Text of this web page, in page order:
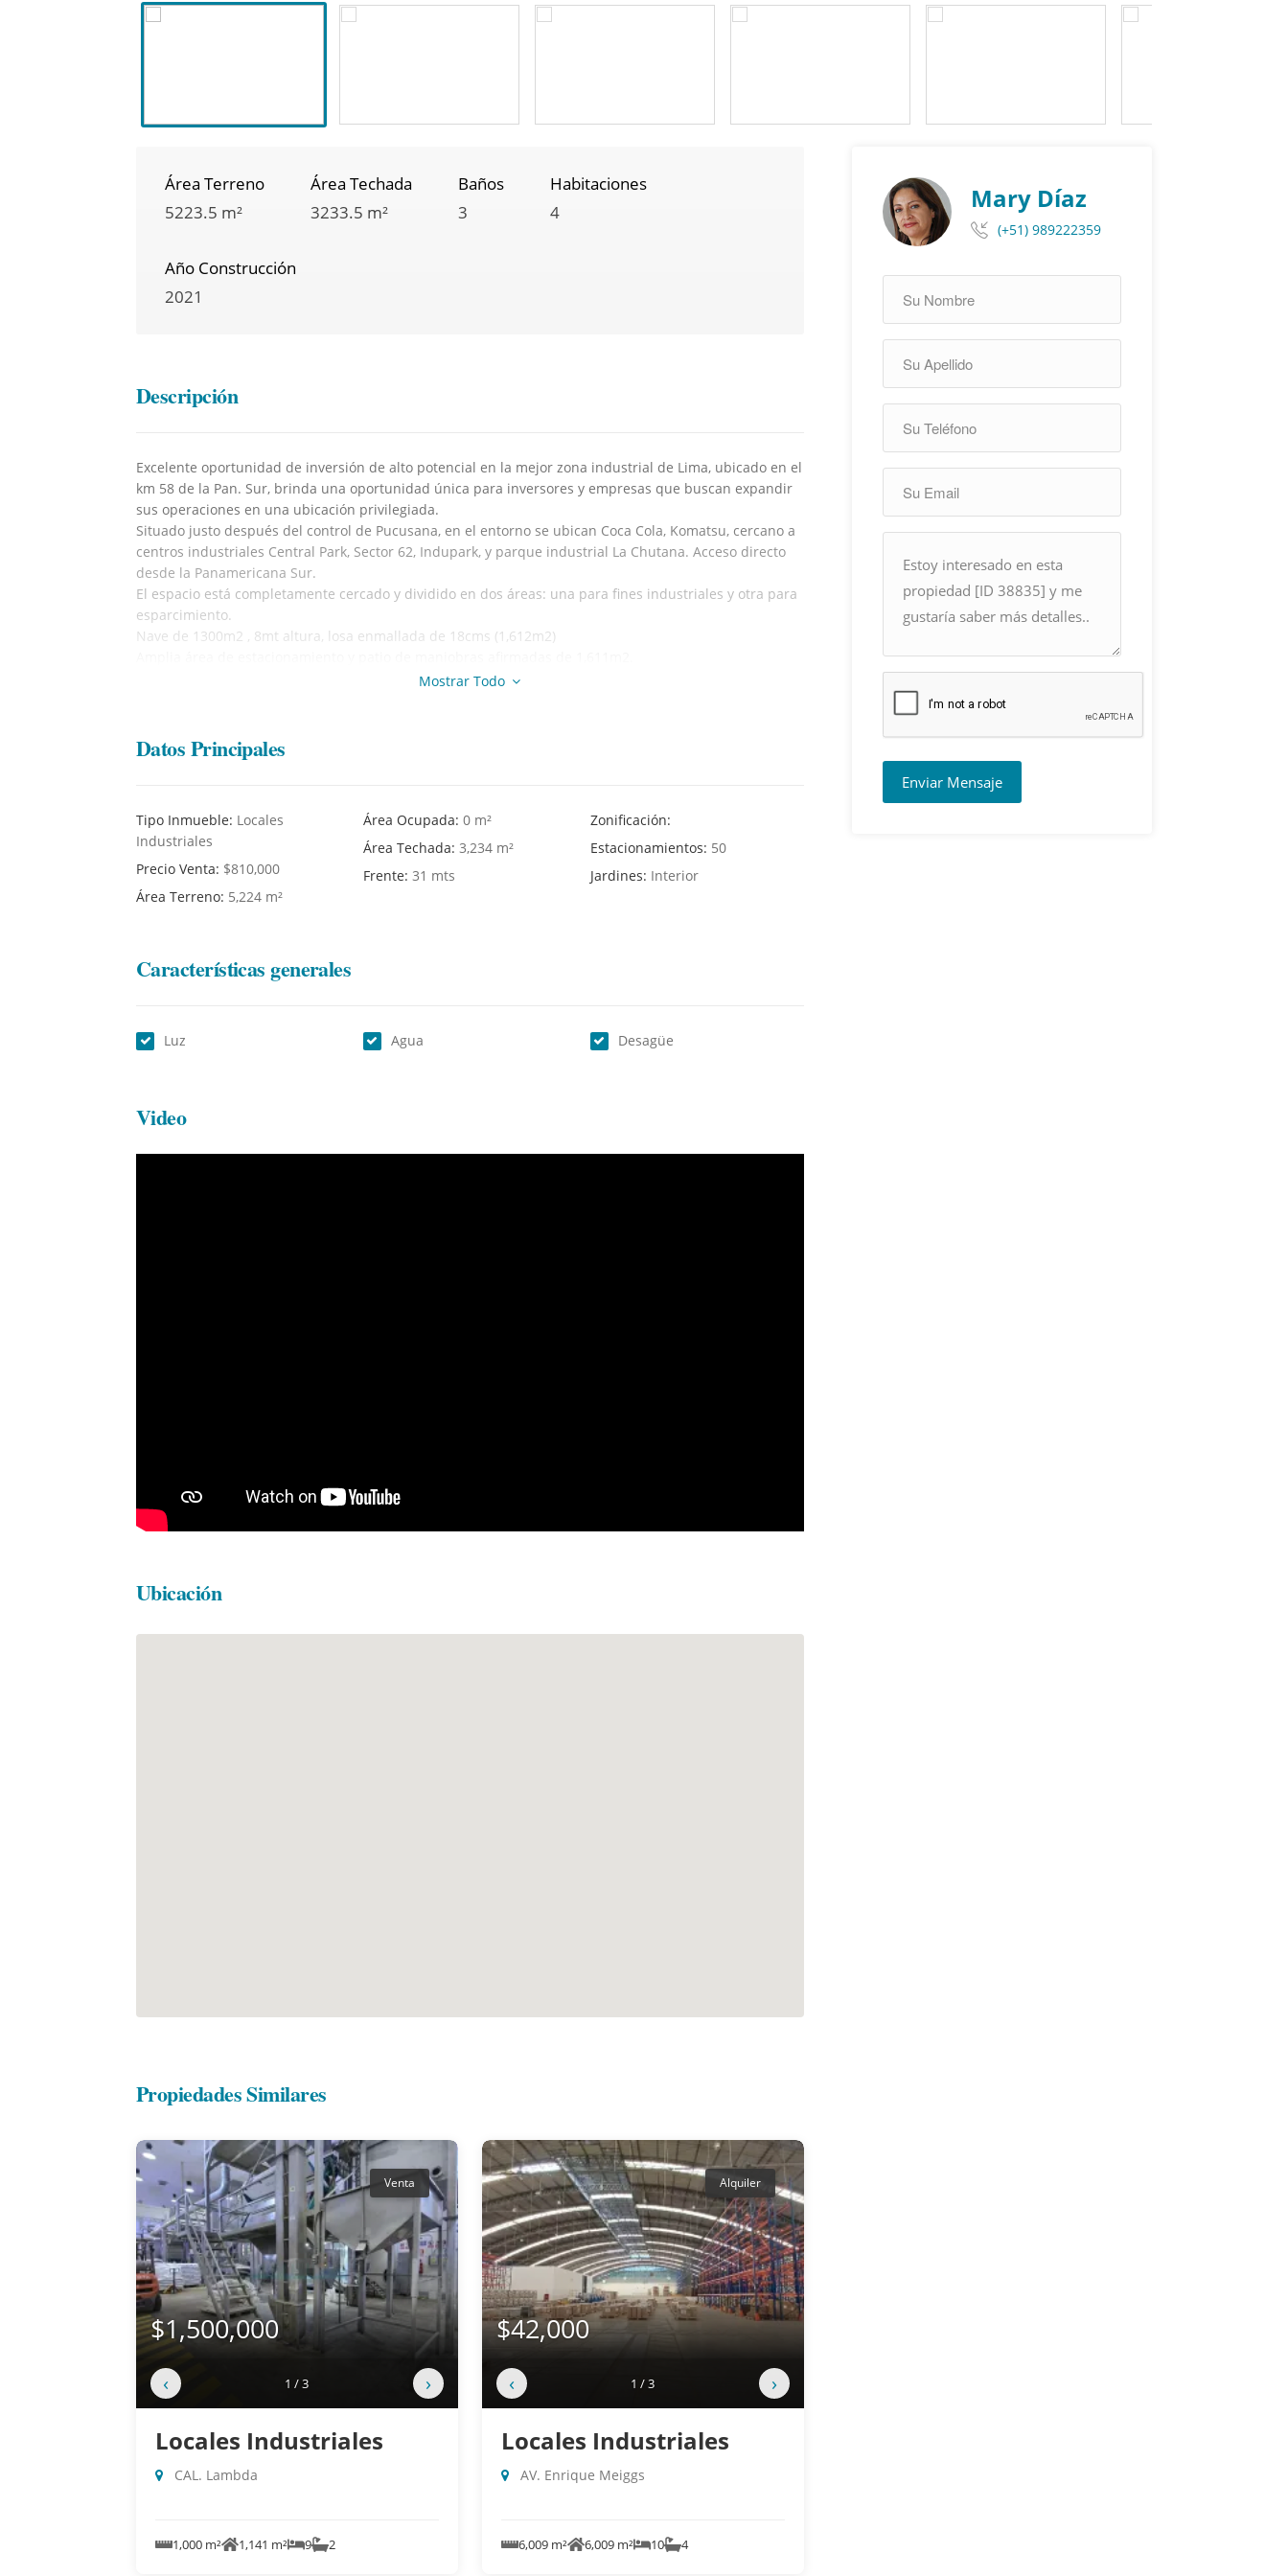
Área Terreno
5223.5 m²
Área Techada
3233.5 m²
Baños
3
Habitaciones
4
Año Construcción
2021
Descripción
Excelente oportunidad de inversión de alto potencial en la mejor zona industrial de Lima, ubicado en el
km 58 de la Pan. Sur, brinda una oportunidad única para inversores y empresas que buscan expandir
sus operaciones en una ubicación privilegiada.
Situado justo después del control de Pucusana, en el entorno se ubican Coca Cola, Komatsu, cercano a
centros industriales Central Park, Sector 62, Indupark, y parque industrial La Chutana. Acceso directo
desde la Panamericana Sur.
El espacio está completamente cercado y dividido en dos áreas: una para fines industriales y otra para
esparcimiento.
Nave de 1300m2 , 8mt altura, losa enmallada de 18cms (1,612m2)
Estacionamiento techado para 2 vehículos, 3 baños y duchas, 2 comedores, oficinas con aire
Adicionalmente, cuenta con una casa con 4 ambientes, 3 baños, con patio y piscina.
Mostrar Todo
Datos Principales
Tipo Inmueble: Locales
Industriales
Precio Venta: $810,000
Área Terreno: 5,224 m²
Área Ocupada: 0 m²
Área Techada: 3,234 m²
Frente: 31 mts
Zonificación:
Estacionamientos: 50
Jardines: Interior
Características generales
Luz Agua Desagüe
Video
Ubicación
Propiedades Similares
Venta
$1,500,000
‹ 1 / 3 ›
Locales Industriales
CAL. Lambda
1,000 m² 1,141 m² 9 2
Alquiler
$42,000
‹ 1 / 3 ›
Locales Industriales
AV. Enrique Meiggs
6,009 m² 6,009 m² 10 4
Mary Díaz
(+51) 989222359
Enviar Mensaje